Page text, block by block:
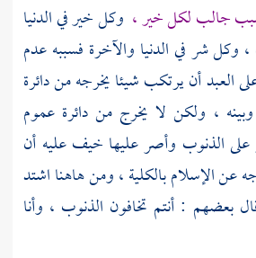
جالب لكل خير ، وكل خير في الدنيا
، وكل شر في الدنيا والآخرة فسببه عدم
العبد أن يرتكب شيئا يخرجه من دائرة
وبينه ، ولكن لا يخرج من دائرة عموم
على الذنوب وأصر عليها خيف عليه أن
عن الإسلام بالكلية ، ومن هاهنا اشتد
بعضهم : أنتم تخافون الذنوب ، وأنا